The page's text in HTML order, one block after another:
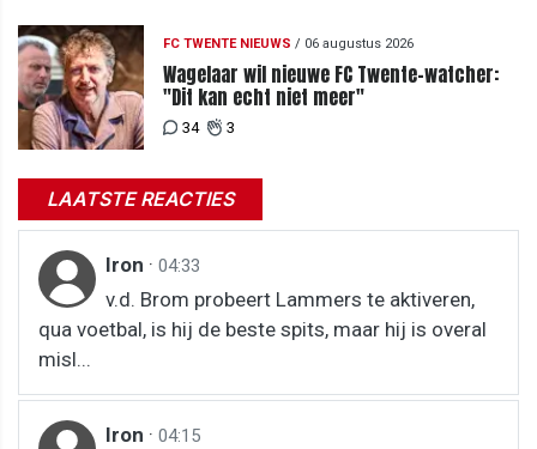
FC TWENTE NIEUWS / 06 augustus 2026
Wagelaar wil nieuwe FC Twente-watcher:
"Dit kan echt niet meer"
34 3
LAATSTE REACTIES
Iron · 04:33
v.d. Brom probeert Lammers te aktiveren,
qua voetbal, is hij de beste spits, maar hij is overal
misl...
Iron · 04:15